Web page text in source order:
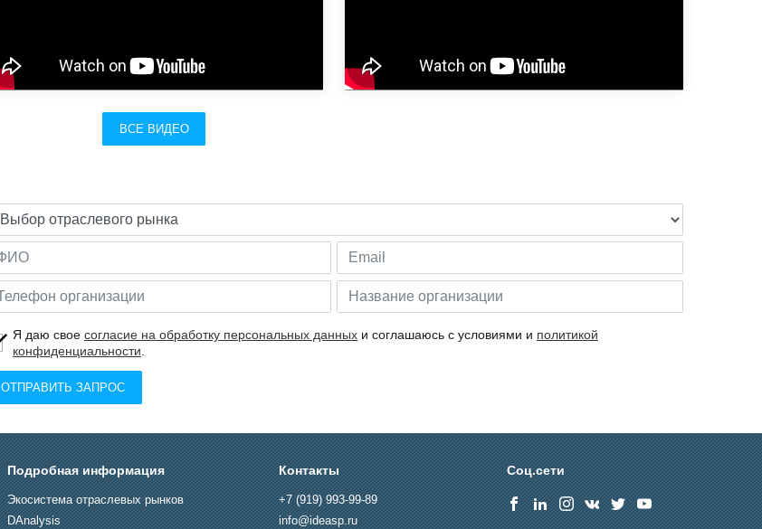
ВСЕ ВИДЕО
Я даю свое согласие на обработку персональных данныхи соглашаюсь с условиями и политикой
конфиденциальности.
ОТПРАВИТЬ ЗАПРОС
Подробная информация
Экосистема отраслевых рынков
DAnalysis
Контакты
+7 (919) 993-99-89
info@ideasp.ru
Соц.сети